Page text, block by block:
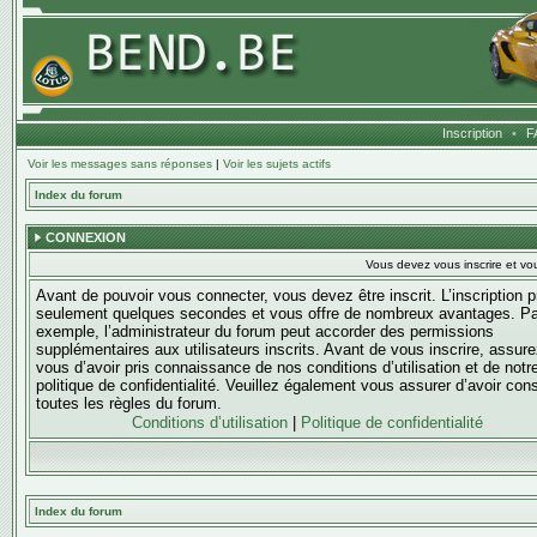
Inscription •
Voir les messages sans réponses | Voir les sujets actifs
Index du forum
CONNEXION
Vous devez vous inscrire et
Avant de pouvoir vous connecter, vous devez être inscrit. L’inscription
seulement quelques secondes et vous offre de nombreux avantages.
exemple, l’administrateur du forum peut accorder des permissions
supplémentaires aux utilisateurs inscrits. Avant de vous inscrire,
vous d’avoir pris connaissance de nos conditions d’utilisation et de
politique de confidentialité. Veuillez également vous assurer d’avoir
toutes les règles du forum.
Conditions d’utilisation
Politique de confidentialité
Index du forum